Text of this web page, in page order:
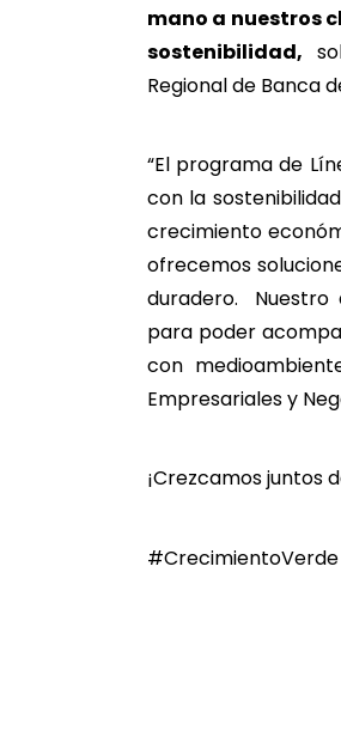
mano a nuestros
sostenibilidad,
Regional de Banca
“El programa de
con la
crecimiento
ofrecemos
duradero. Nuestro
para poder
con
Empresariales y
¡Crezcamos juntos